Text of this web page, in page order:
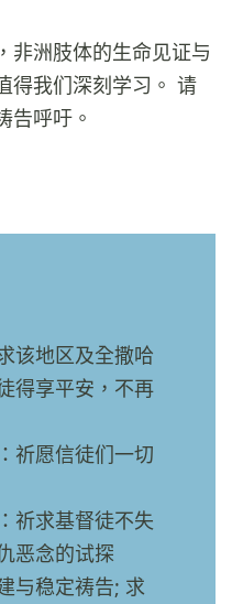
非洲肢体的生命见证与
得我们深刻学习。 请
告呼吁。
该地区及全撒哈
得享平安，不再
祈愿信徒们一切
祈求基督徒不失
恶念的试探
与稳定祷告; 求